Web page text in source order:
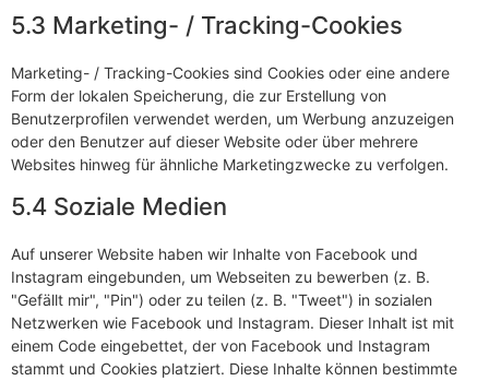
5.3 Marketing- / Tracking-Cookies
Marketing- / Tracking-Cookies sind Cookies oder eine andere
Form der lokalen Speicherung, die zur Erstellung von
Benutzerprofilen verwendet werden, um Werbung anzuzeigen
oder den Benutzer auf dieser Website oder über mehrere
Websites hinweg für ähnliche Marketingzwecke zu verfolgen.
5.4 Soziale Medien
Auf unserer Website haben wir Inhalte von Facebook und
Instagram eingebunden, um Webseiten zu bewerben (z. B.
"Gefällt mir", "Pin") oder zu teilen (z. B. "Tweet") in sozialen
Netzwerken wie Facebook und Instagram. Dieser Inhalt ist mit
einem Code eingebettet, der von Facebook und Instagram
stammt und Cookies platziert. Diese Inhalte können bestimmte